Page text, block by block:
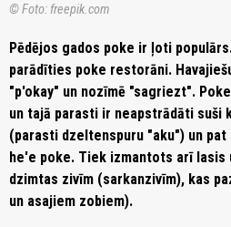
© Foto: freepik.com
Pēdējos gados poke ir ļoti
parādīties poke restorāni.
"p'okay" un nozīmē "sagriezt".
un tajā parasti ir neapstrādāti suši
(parasti dzeltenspuru "aku") un
he'e poke. Tiek izmantots arī lasis
dzimtas zivīm (sarkanzivīm), kas
un asajiem zobiem).